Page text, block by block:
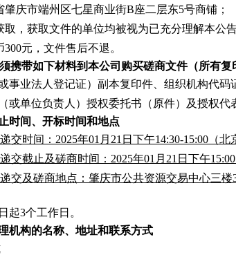
肇庆市端州区七星商业街B座二层东5号商铺；
取，获取文件的单位均被视为已充分理解本公
元，文件售后不退。
携带如下材料到本公司购买磋商文件（所有复
事业法人登记证）副本复印件、组织机构代
或单位负责人）授权委托书（原件）及授权代
时间、开标时间和地点
交时间：2025年01月21日下午14:30-15:00（北
交截止及磋商时间：2025年01月21日下午
交及磋商地点：肇庆市公共资源交易中心三楼
起3个工作日。
机构的名称、地址和联系方式